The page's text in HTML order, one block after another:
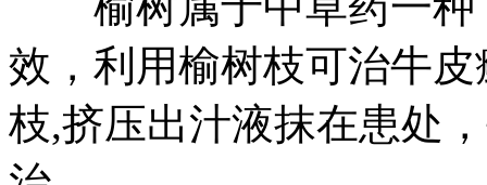
效，利用榆树枝可治牛
枝,挤压出汁液抹在患处